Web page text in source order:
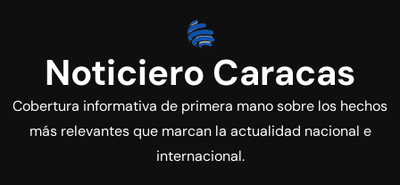
Noticiero Caracas
Cobertura informativa de primera mano sobre los hechos
más relevantes que marcan la actualidad nacional e
internacional.